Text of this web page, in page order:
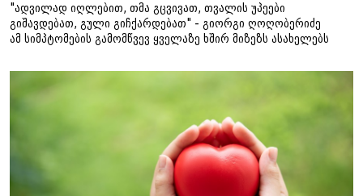
"ადვილად იღლებით, თმა გცვივათ, თვალის უპეები
გიშავდებათ, გული გიჩქარდებათ" - გიორგი ღოღობერიძე
ამ სიმპტომების გამომწვევ ყველაზე ხშირ მიზეზს ასახელებს